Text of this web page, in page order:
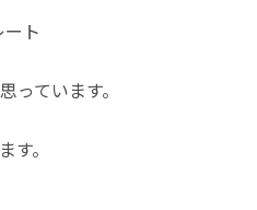
ト
ています。
。